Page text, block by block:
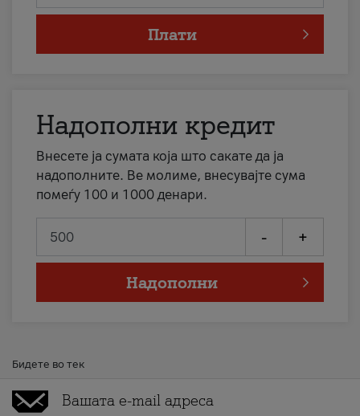
Плати
Надополни кредит
Внесете ја сумата која што сакате да ја
надополните. Ве молиме, внесувајте сума
помеѓу 100 и 1000 денари.
- +
Надополни
Бидете во тек